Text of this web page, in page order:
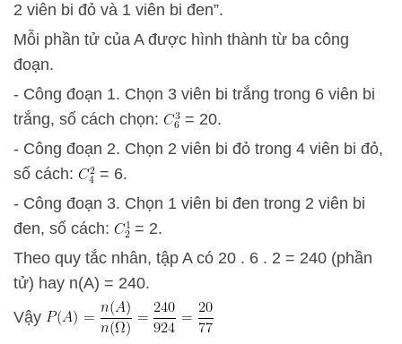
2 viên bi đỏ và 1 viên bi đen”.
Mỗi phần tử của A được hình thành từ ba công
đoạn.
- Công đoạn 1. Chọn 3 viên bi trắng trong 6 viên bi
trắng, số cách chọn:
= 20.
- Công đoạn 2. Chọn 2 viên bi đỏ trong 4 viên bi đỏ,
số cách:
= 6.
- Công đoạn 3. Chọn 1 viên bi đen trong 2 viên bi
đen, số cách:
= 2.
Theo quy tắc nhân, tập A có 20 . 6 . 2 = 240 (phần
tử) hay n(A) = 240.
Vậy